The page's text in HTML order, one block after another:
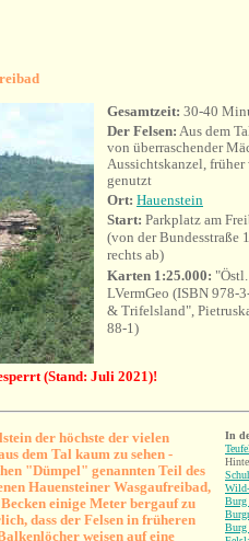
Gesamtzeit: 30-40
Der Felsen: Aus dem
von überraschender
Aussichtskanzel,
genutzt
Ort: Hauenstein
Start: Parkplatz am
(von der Bundesstraße
rechts ab)
Karten 1:25.000:
LVermGeo (ISBN 978-
& Trifelsland",
88-1)
(Stand: Juli 2021)!
der höchste der vielen
dem Tal kaum zu sehen -
"Dümpel" genannten Teil des
Hauensteiner Wasgaufreibad,
einige Meter bergauf zu
dass der Felsen in früheren
weisen auf eine
In
Burg
Burg